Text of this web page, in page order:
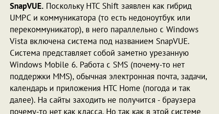
SnapVUE. Поскольку HTC Shift заявлен как гибрид
UMPC и коммуникатора (то есть недоноутбук или
перекоммуникатор), в него параллельно с Windows
Vista включена система под названием SnapVUE.
Система представляет собой заметно урезанную
Windows Mobile 6. Работа с SMS (почему-то нет
поддержки MMS), обычная электронная почта, задачи,
календарь и приложения HTC Home (погода и так
далее). На сайты заходить не получится - браузера
почему-то нет как класса. Но так как в этой системе